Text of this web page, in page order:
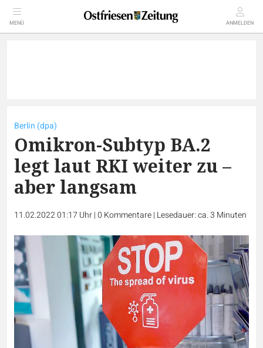
MENÜ ANMELDEN
Berlin (dpa)
Omikron-Subtyp BA.2
legt laut RKI weiter zu –
aber langsam
11.02.2022 01:17 Uhr|0 Kommentare| Lesedauer: ca. 3 Minuten